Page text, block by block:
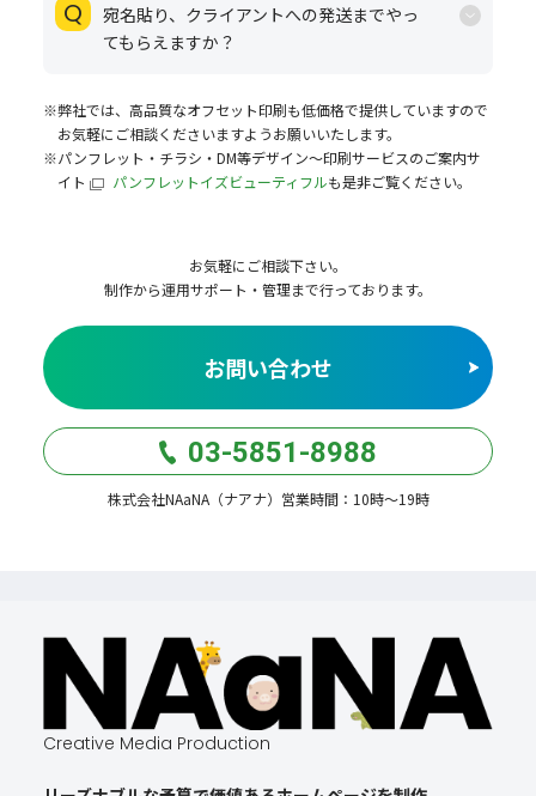
宛名貼り、クライアントへの発送までやっ
てもらえますか？
※弊社では、高品質なオフセット印刷も低価格で提供していますので
お気軽にご相談くださいますようお願いいたします。
※パンフレット・チラシ・DM等デザイン～印刷サービスのご案内サ
イト
パンフレットイズビューティフルも是非ご覧ください。
お気軽にご相談下さい。
制作から運用サポート・管理まで行っております。
お問い合わせ
03-5851-8988
株式会社NAaNA（ナアナ）営業時間：10時〜19時
Creative Media Production